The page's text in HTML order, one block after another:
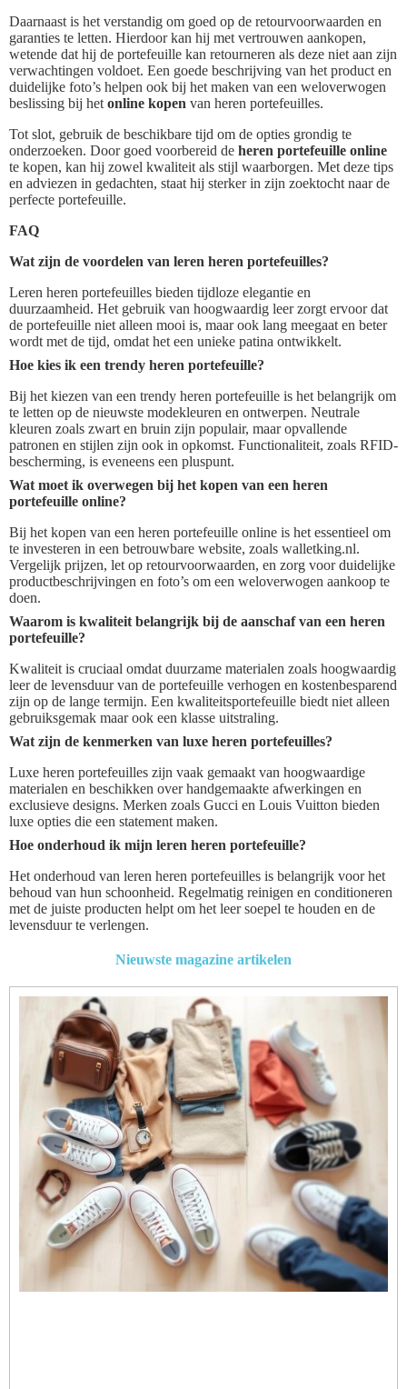
Daarnaast is het verstandig om goed op de retourvoorwaarden en
garanties te letten. Hierdoor kan hij met vertrouwen aankopen,
wetende dat hij de portefeuille kan retourneren als deze niet aan zijn
verwachtingen voldoet. Een goede beschrijving van het product en
duidelijke foto’s helpen ook bij het maken van een weloverwogen
beslissing bij het online kopen van heren portefeuilles.
Tot slot, gebruik de beschikbare tijd om de opties grondig te
onderzoeken. Door goed voorbereid de heren portefeuille online
te kopen, kan hij zowel kwaliteit als stijl waarborgen. Met deze tips
en adviezen in gedachten, staat hij sterker in zijn zoektocht naar de
perfecte portefeuille.
FAQ
Wat zijn de voordelen van leren heren portefeuilles?
Leren heren portefeuilles bieden tijdloze elegantie en
duurzaamheid. Het gebruik van hoogwaardig leer zorgt ervoor dat
de portefeuille niet alleen mooi is, maar ook lang meegaat en beter
wordt met de tijd, omdat het een unieke patina ontwikkelt.
Hoe kies ik een trendy heren portefeuille?
Bij het kiezen van een trendy heren portefeuille is het belangrijk om
te letten op de nieuwste modekleuren en ontwerpen. Neutrale
kleuren zoals zwart en bruin zijn populair, maar opvallende
patronen en stijlen zijn ook in opkomst. Functionaliteit, zoals RFID-
bescherming, is eveneens een pluspunt.
Wat moet ik overwegen bij het kopen van een heren
portefeuille online?
Bij het kopen van een heren portefeuille online is het essentieel om
te investeren in een betrouwbare website, zoals walletking.nl.
Vergelijk prijzen, let op retourvoorwaarden, en zorg voor duidelijke
productbeschrijvingen en foto’s om een weloverwogen aankoop te
doen.
Waarom is kwaliteit belangrijk bij de aanschaf van een heren
portefeuille?
Kwaliteit is cruciaal omdat duurzame materialen zoals hoogwaardig
leer de levensduur van de portefeuille verhogen en kostenbesparend
zijn op de lange termijn. Een kwaliteitsportefeuille biedt niet alleen
gebruiksgemak maar ook een klasse uitstraling.
Wat zijn de kenmerken van luxe heren portefeuilles?
Luxe heren portefeuilles zijn vaak gemaakt van hoogwaardige
materialen en beschikken over handgemaakte afwerkingen en
exclusieve designs. Merken zoals Gucci en Louis Vuitton bieden
luxe opties die een statement maken.
Hoe onderhoud ik mijn leren heren portefeuille?
Het onderhoud van leren heren portefeuilles is belangrijk voor het
behoud van hun schoonheid. Regelmatig reinigen en conditioneren
met de juiste producten helpt om het leer soepel te houden en de
levensduur te verlengen.
Nieuwste magazine artikelen